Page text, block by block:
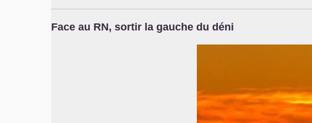
Face au RN, sortir la gauche du déni